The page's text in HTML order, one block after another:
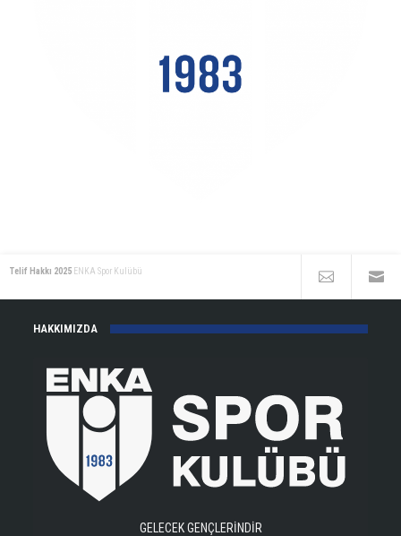
Telif Hakkı 2025 ENKA Spor Kulübü
HAKKIMIZDA
GELECEK GENÇLERİNDİR